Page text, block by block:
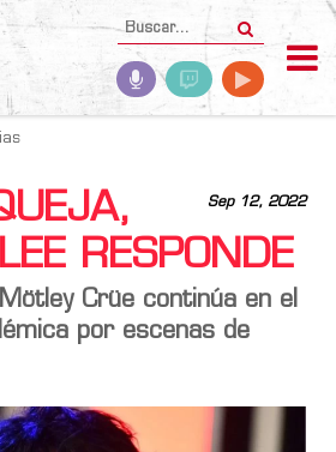
Sep 12, 2022
RESPONDE
Mötley Crüe continúa en el
por escenas de